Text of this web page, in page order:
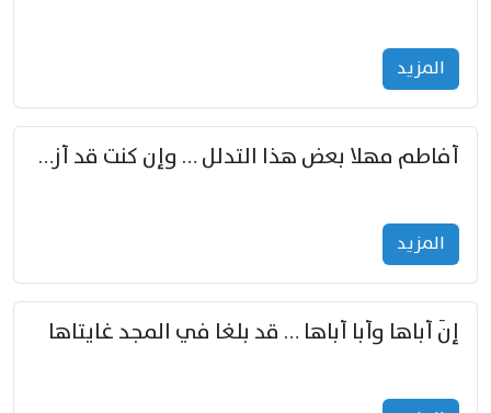
المزید
أفاطم مهلا بعض هذا التدلل … وإن كنت قد أزمعت صرمي فأجملي
المزید
إنّ أباها وأبا أباها … قد بلغا في المجد غايتاها